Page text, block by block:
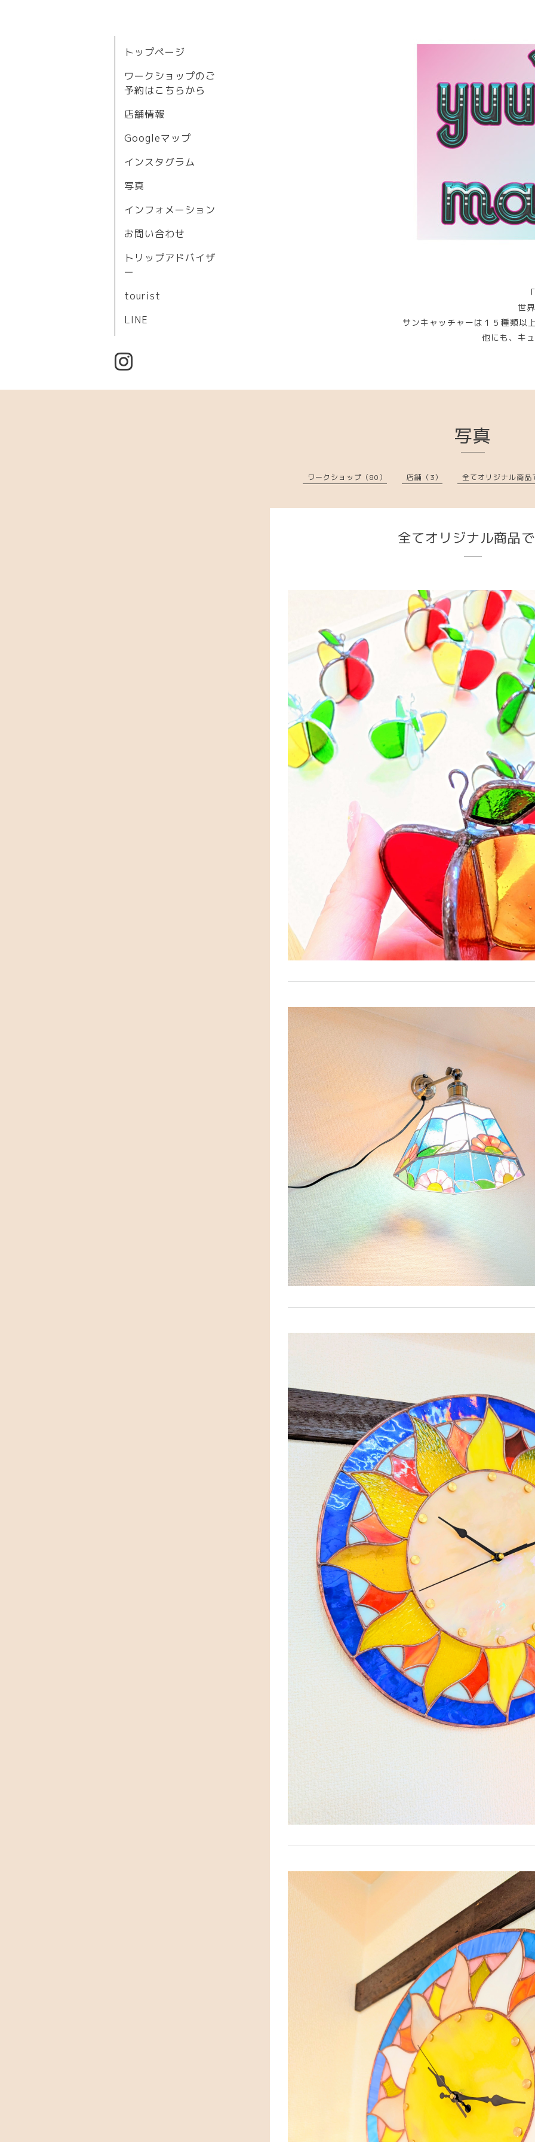
世
サンキャッチャーは１５種類以
他にも、キ
トップページ
ワークショップのご
予約はこちらから
店舗情報
Googleマップ
インスタグラム
写真
インフォメーション
お問い合わせ
トリップアドバイザ
ー
tourist
LINE
写真
ワークショップ（80） 店舗（3） 全てオリジナル商品
全てオリジナル商品